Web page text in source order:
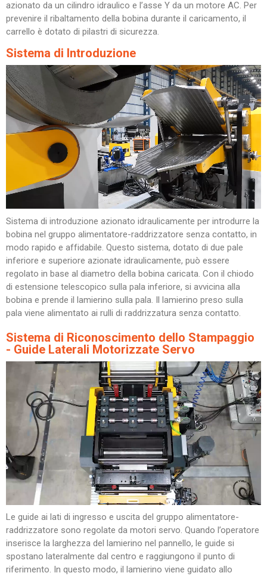
azionato da un cilindro idraulico e l’asse Y da un motore AC. Per
prevenire il ribaltamento della bobina durante il caricamento, il
carrello è dotato di pilastri di sicurezza.
Sistema di Introduzione
Sistema di introduzione azionato idraulicamente per introdurre la
bobina nel gruppo alimentatore-raddrizzatore senza contatto, in
modo rapido e affidabile. Questo sistema, dotato di due pale
inferiore e superiore azionate idraulicamente, può essere
regolato in base al diametro della bobina caricata. Con il chiodo
di estensione telescopico sulla pala inferiore, si avvicina alla
bobina e prende il lamierino sulla pala. Il lamierino preso sulla
pala viene alimentato ai rulli di raddrizzatura senza contatto.
Sistema di Riconoscimento dello Stampaggio
- Guide Laterali Motorizzate Servo
Le guide ai lati di ingresso e uscita del gruppo alimentatore-
raddrizzatore sono regolate da motori servo. Quando l’operatore
inserisce la larghezza del lamierino nel pannello, le guide si
spostano lateralmente dal centro e raggiungono il punto di
riferimento. In questo modo, il lamierino viene guidato allo